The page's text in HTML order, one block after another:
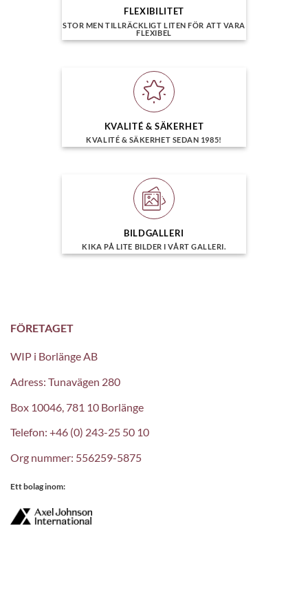
FLEXIBILITET
STOR MEN TILLRÄCKLIGT LITEN FÖR ATT VARA
FLEXIBEL
KVALITÉ & SÄKERHET
KVALITÉ & SÄKERHET SEDAN 1985!
BILDGALLERI
KIKA PÅ LITE BILDER I VÅRT GALLERI.
FÖRETAGET
WIP i Borlänge AB
Adress: Tunavägen 280
Box 10046, 781 10 Borlänge
Telefon: +46 (0) 243-25 50 10
Org nummer: 556259-5875
Ett bolag inom: